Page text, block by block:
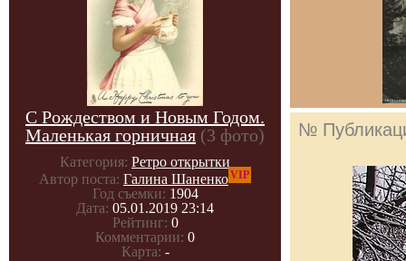
С Рождеством и Новым Годом.
Маленькая горничная (3 фото)
Категория: Ретро открытки
Автор поста: Галина ШаненкоVIP
Год съемки: 1904
Дата: 05.01.2019 23:14
Рейтинг: 0
Комментарии: 0
Карта: -
№